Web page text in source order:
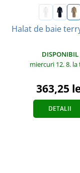
Halat de baie
DISPONIBIL
miercuri 12. 8. la
363,25
DETALII